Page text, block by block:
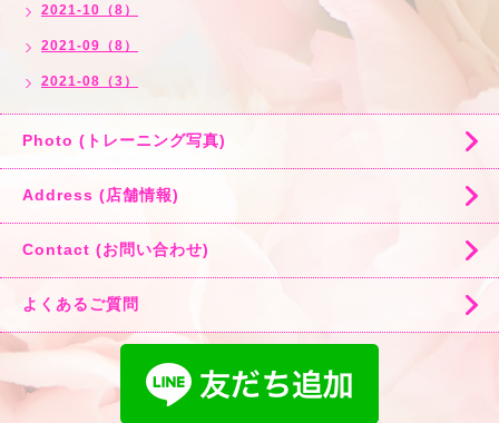
2021-10（8）
2021-09（8）
2021-08（3）
Photo (トレーニング写真)
Address (店舗情報)
Contact (お問い合わせ)
よくあるご質問